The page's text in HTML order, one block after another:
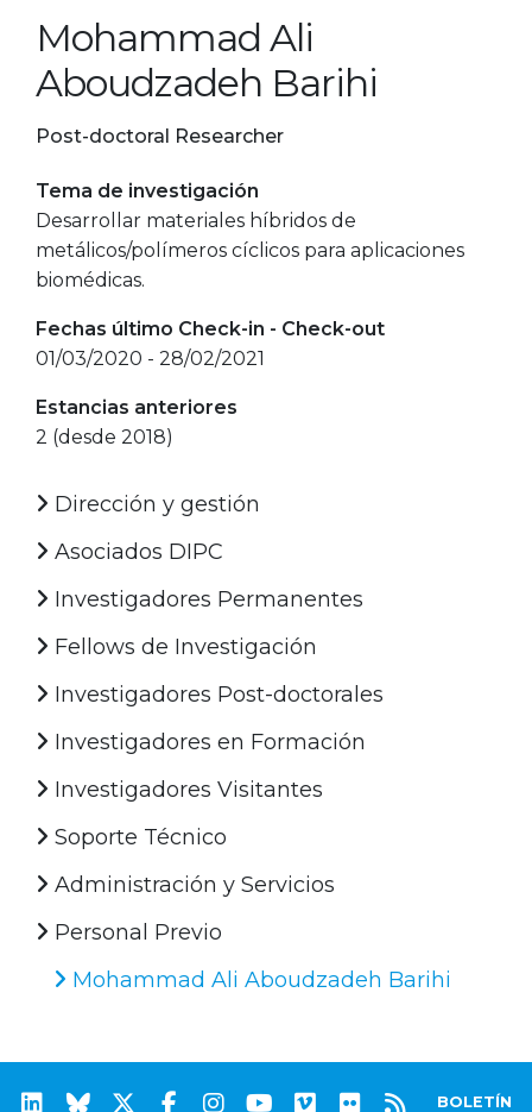
Mohammad Ali
Aboudzadeh Barihi
Post-doctoral Researcher
Tema de investigación
Desarrollar materiales híbridos de
metálicos/polímeros cíclicos para aplicaciones
biomédicas.
Fechas último Check-in - Check-out
01/03/2020 - 28/02/2021
Estancias anteriores
2 (desde 2018)
Dirección y gestión
Asociados DIPC
Investigadores Permanentes
Fellows de Investigación
Investigadores Post-doctorales
Investigadores en Formación
Investigadores Visitantes
Soporte Técnico
Administración y Servicios
Personal Previo
Mohammad Ali Aboudzadeh Barihi
BOLETÍN